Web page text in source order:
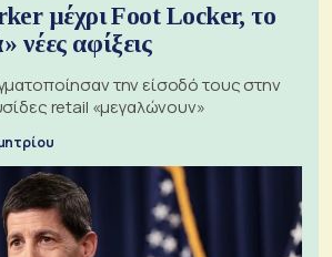
μέχρι Foot Locker, το
νέες αφίξεις
την είσοδό τους στην
retail «μεγαλώνουν»